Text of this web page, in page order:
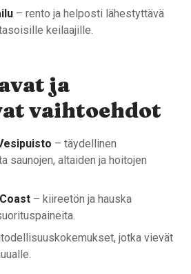
– rento ja helposti lähestyttävä
keilaajille.
ja
vaihtoehdot
– täydellinen
saunojen, altaiden ja hoitojen
– kiireetön ja hauska
jotka vievät